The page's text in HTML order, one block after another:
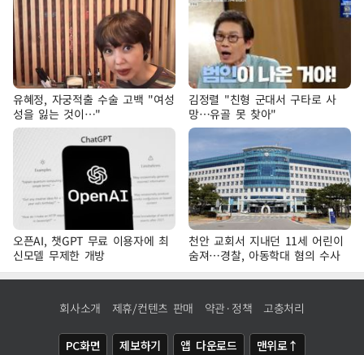
유혜정, 자궁적출 수술 고백 "여성
성을 잃는 것이…"
김정렬 "친형 군대서 구타로 사
망…유골 못 찾아"
오픈AI, 챗GPT 무료 이용자에 최
신모델 무제한 개방
천안 교회서 지내던 11세 어린이
숨져…경찰, 아동학대 혐의 수사
회사소개 제휴/컨텐츠 판매 약관·정책 고충처리
PC화면 제보하기 앱 다운로드 맨위로↑